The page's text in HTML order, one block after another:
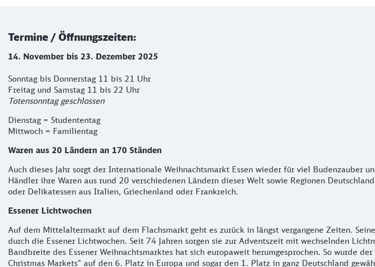
Termine / Öffnungszeiten:
14. November bis 23. Dezember 2025
Sonntag bis Donnerstag 11 bis 21 Uhr
Freitag und Samstag 11 bis 22 Uhr
Totensonntag geschlossen
Dienstag = Studententag
Mittwoch = Familientag
Waren aus 20 Ländern an 170 Ständen
Auch dieses Jahr sorgt der Internationale Weihnachtsmarkt Essen wieder für viel Budenzauber
Händler ihre Waren aus rund 20 verschiedenen Ländern dieser Welt sowie Regionen
oder Delikatessen aus Italien, Griechenland oder Frankreich.
Essener Lichtwochen
Auf dem Mittelaltermarkt auf dem Flachsmarkt geht es zurück in längst vergangene Zeiten.
durch die Essener Lichtwochen. Seit 74 Jahren sorgen sie zur Adventszeit mit wechselnden
Bandbreite des Essener Weihnachtsmarktes hat sich europaweit herumgesprochen. So wurde
Christmas Markets" auf den 6. Platz in Europa und sogar den 1. Platz in ganz Deutschland